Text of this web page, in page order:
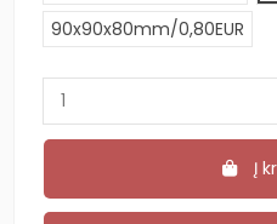
90x90x80mm/0,80EUR
Į